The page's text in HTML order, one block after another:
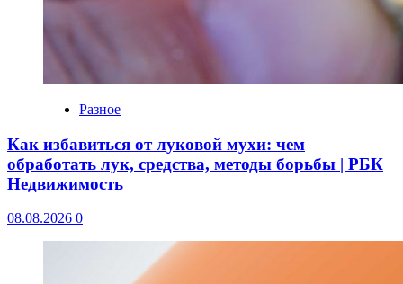
Разное
Как избавиться от луковой мухи: чем
обработать лук, средства, методы борьбы | РБК
Недвижимость
08.08.2026 0